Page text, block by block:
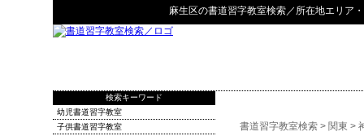
麻生区の書道習字教室検索／所在地エリア
書道習字教室検索 > 関東 >
検索キーワード
幼児書道習字教室
子供書道習字教室